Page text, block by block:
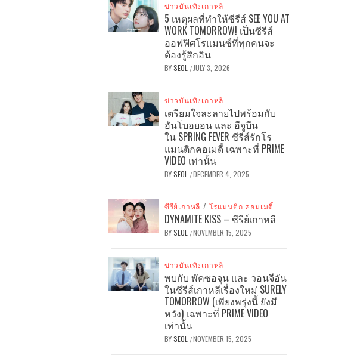
ข่าวบันเทิงเกาหลี
5 เหตุผลที่ทำให้ซีรีส์ SEE YOU AT
WORK TOMORROW! เป็นซีรีส์
ออฟฟิศโรแมนซ์ที่ทุกคนจะ
ต้องรู้สึกอิน
BYSEOL / JULY 3, 2026
ข่าวบันเทิงเกาหลี
เตรียมใจละลายไปพร้อมกับ
อันโบฮยอน และ อีจูบีน
ใน SPRING FEVER ซีรีส์รักโร
แมนติกคอเมดี้ เฉพาะที่ PRIME
VIDEO เท่านั้น
BYSEOL /DECEMBER 4, 2025
ซีรีย์เกาหลี / โรแมนติก คอมเมดี้
DYNAMITE KISS – ซีรีย์เกาหลี
BYSEOL /NOVEMBER 15, 2025
ข่าวบันเทิงเกาหลี
พบกับ พัคซอจุน และ วอนจีอัน
ในซีรีส์เกาหลีเรื่องใหม่ SURELY
TOMORROW (เพียงพรุ่งนี้ ยังมี
หวัง) เฉพาะที่ PRIME VIDEO
เท่านั้น
BYSEOL /NOVEMBER 15, 2025